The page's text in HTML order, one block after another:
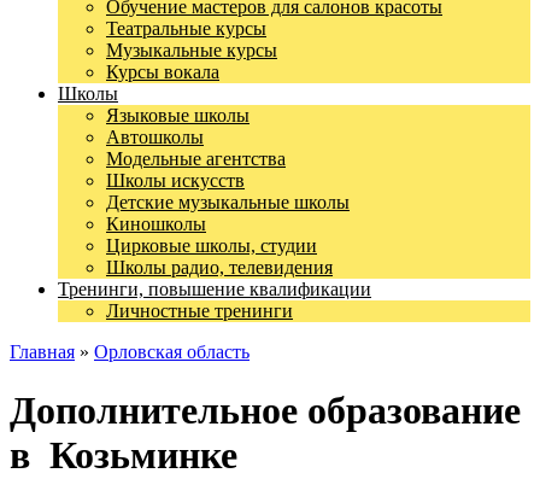
Обучение мастеров для салонов красоты
Театральные курсы
Музыкальные курсы
Курсы вокала
Школы
Языковые школы
Автошколы
Модельные агентства
Школы искусств
Детские музыкальные школы
Киношколы
Цирковые школы, студии
Школы радио, телевидения
Тренинги, повышение квалификации
Личностные тренинги
Главная » Орловская область
Дополнительное образование
в Козьминке